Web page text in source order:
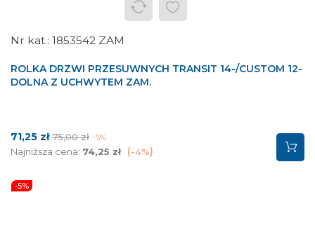
1853542 ZAM
ROLKA DRZWI PRZESUWNYCH TRANSIT 14-/CUSTOM 12-
DOLNA Z UCHWYTEM ZAM.
Cena
71,25 zł Cena
podstawowa
75,00 zł -5%
Najniższa cena: 74,25 zł -4%
-5%